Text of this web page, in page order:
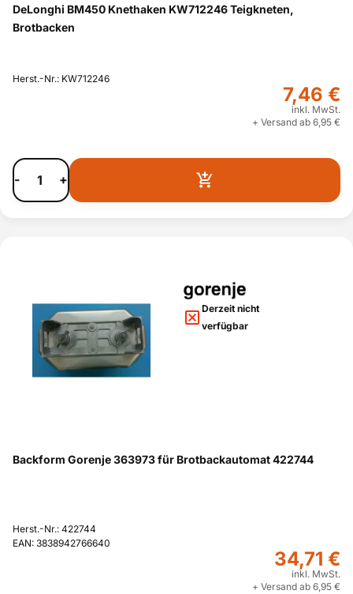
DeLonghi BM450 Knethaken KW712246 Teigkneten,
Brotbacken
Herst.-Nr.: KW712246
7,46 €
inkl. MwSt.
+ Versand ab 6,95 €
- +
Derzeit nicht
verfügbar
Backform Gorenje 363973 für Brotbackautomat 422744
Herst.-Nr.: 422744
EAN: 3838942766640
34,71 €
inkl. MwSt.
+ Versand ab 6,95 €